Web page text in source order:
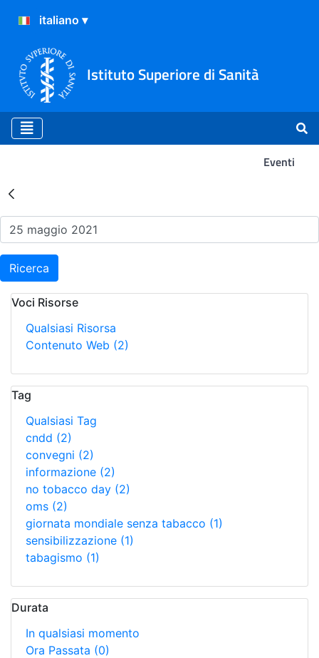
Istituto Superiore di Sanità
Eventi
Risultati della Ricerca -
Ricerca
Voci Risorse
Qualsiasi Risorsa
Contenuto Web (2)
Tag
Qualsiasi Tag
cndd (2)
convegni (2)
informazione (2)
no tobacco day (2)
oms (2)
giornata mondiale senza tabacco (1)
sensibilizzazione (1)
tabagismo (1)
Durata
In qualsiasi momento
Ora Passata (0)